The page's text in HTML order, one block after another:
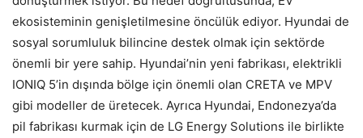
ekosisteminin genişletilmesine öncülük ediyor. Hyundai de
sosyal sorumluluk bilincine destek olmak için sektörde
önemli bir yere sahip. Hyundai’nin yeni fabrikası, elektrikli
IONIQ 5’in dışında bölge için önemli olan CRETA ve MPV
gibi modeller de üretecek. Ayrıca Hyundai, Endonezya’da
pil fabrikası kurmak için de LG Energy Solutions ile birlikte